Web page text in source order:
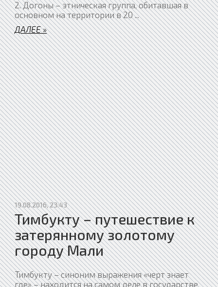
2. Догоны – этническая группа, обитавшая в
основном на территории в 20...
ДАЛЕЕ »
19.08.2016, 23:43
Тимбукту – путешествие к
затерянному золотому
городу Мали
Тимбукту – синоним выражения «черт знает
где» – находится на самом деле в государстве